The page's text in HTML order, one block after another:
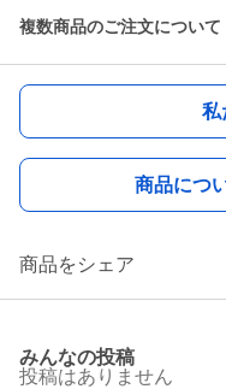
複数商品のご注文について
私
商品につ
商品をシェア
みんなの投稿
投稿はありません